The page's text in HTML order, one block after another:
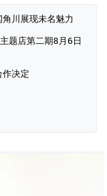
川展现未名魅力
题店第二期8月6日
作决定